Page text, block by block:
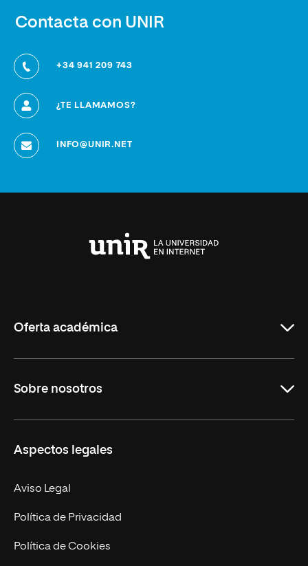
Contacta con UNIR
+34 941 209 743
¿TE LLAMAMOS?
INFO@UNIR.NET
Oferta académica
Másteres Oficiales
Doctorados
Experto Universitario
Postgrados
Cursos Universitarios
Sobre nosotros
Facultades
Nuestro Equipo
Trabaja en UNIR
Actualidad
Aspectos legales
Aviso Legal
Política de Privacidad
Política de Cookies